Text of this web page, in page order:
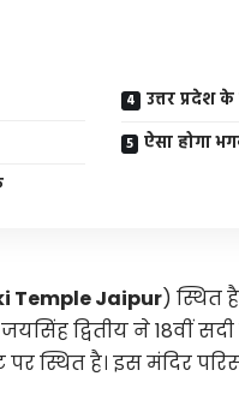
उत्तर प्रदेश
ऐसा होगा
Temple Jaipur) स्थित
द्वितीय ने 18वीं
स्थित है। इस मंदिर